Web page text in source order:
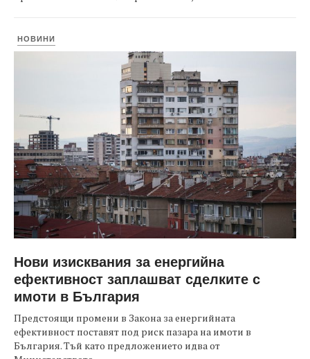
НОВИНИ
Нови изисквания за енергийна
ефективност заплашват сделките с
имоти в България
Предстоящи промени в Закона за енергийната
ефективност поставят под риск пазара на имоти в
България. Тъй като предложението идва от